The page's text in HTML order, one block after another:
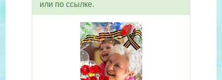
или по ссылке.